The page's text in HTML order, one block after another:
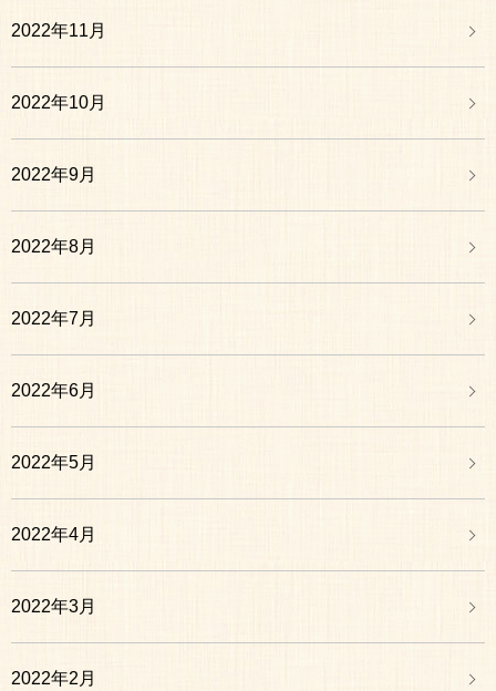
2022年11月
2022年10月
2022年9月
2022年8月
2022年7月
2022年6月
2022年5月
2022年4月
2022年3月
2022年2月